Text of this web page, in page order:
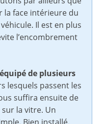
la face intérieure du
Il est en plus
l’encombrement
équipé de plusieurs
lesquels passent les
suffira ensuite de
la vitre. Un